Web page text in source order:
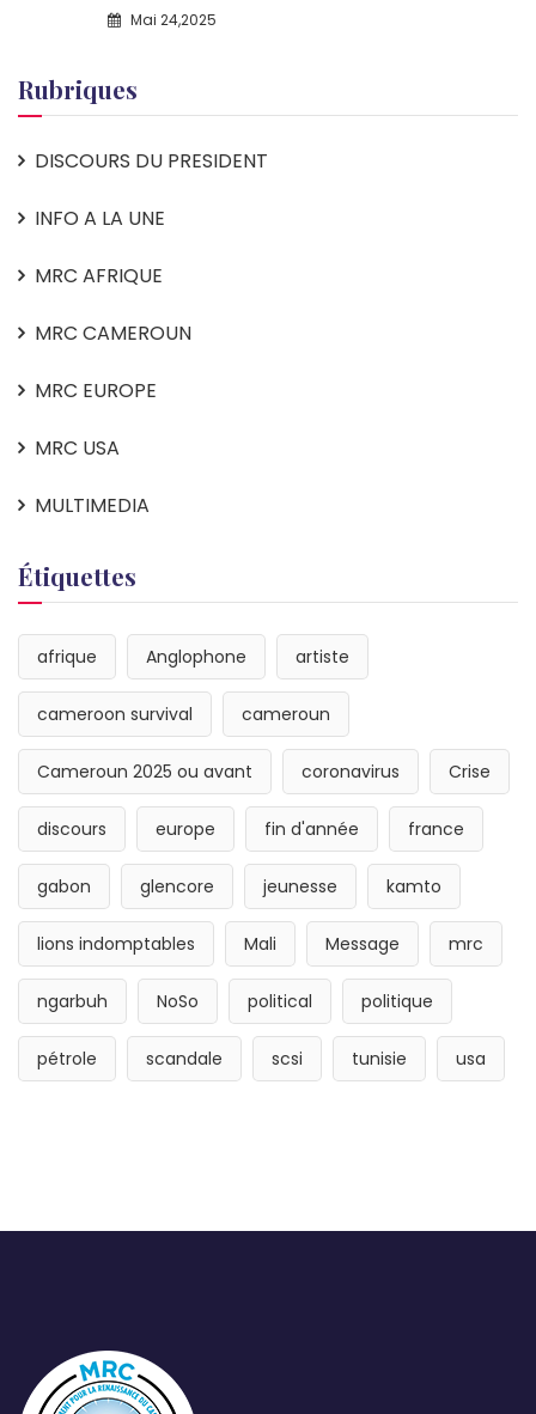
Mai 24,2025
Rubriques
DISCOURS DU PRESIDENT
INFO A LA UNE
MRC AFRIQUE
MRC CAMEROUN
MRC EUROPE
MRC USA
MULTIMEDIA
Étiquettes
afrique Anglophone artiste
cameroon survival cameroun
Cameroun 2025 ou avant coronavirus Crise
discours europe fin d'année france
gabon glencore jeunesse kamto
lions indomptables Mali Message mrc
ngarbuh NoSo political politique
pétrole scandale scsi tunisie usa